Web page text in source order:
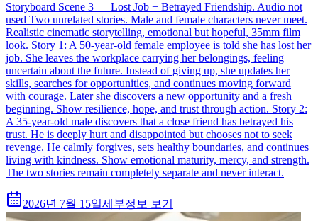
Storyboard Scene 3 — Lost Job + Betrayed Friendship. Audio not
used Two unrelated stories. Male and female characters never meet.
Realistic cinematic storytelling, emotional but hopeful, 35mm film
look. Story 1: A 50-year-old female employee is told she has lost her
job. She leaves the workplace carrying her belongings, feeling
uncertain about the future. Instead of giving up, she updates her
skills, searches for opportunities, and continues moving forward
with courage. Later she discovers a new opportunity and a fresh
beginning. Show resilience, hope, and trust through action. Story 2:
A 35-year-old male discovers that a close friend has betrayed his
trust. He is deeply hurt and disappointed but chooses not to seek
revenge. He calmly forgives, sets healthy boundaries, and continues
living with kindness. Show emotional maturity, mercy, and strength.
The two stories remain completely separate and never interact.
2026년 7월 15일세부정보 보기